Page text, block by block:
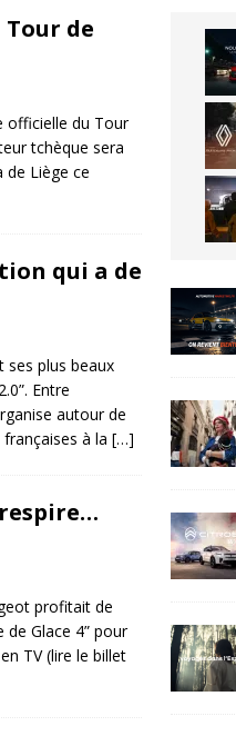
de
officielle du Tour
tchèque sera
de Liège ce
qui a de
ses plus beaux
Entre
autour de
à la […]
profitait de
de Glace 4” pour
TV (lire le billet